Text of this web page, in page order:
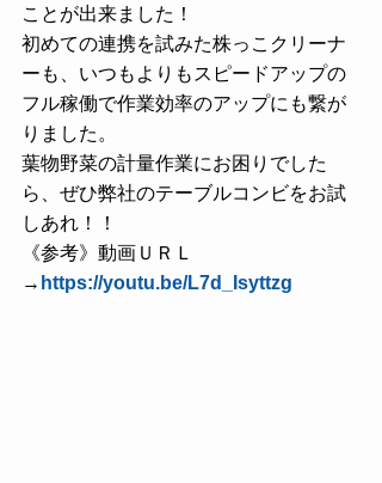
ことが出来ました！
初めての連携を試みた株っこクリーナ
ーも、いつもよりもスピードアップの
フル稼働で作業効率のアップにも繋が
りました。
葉物野菜の計量作業にお困りでした
ら、ぜひ弊社のテーブルコンビをお試
しあれ！！
《参考》動画ＵＲＬ
→ https://youtu.be/L7d_Isyttzg